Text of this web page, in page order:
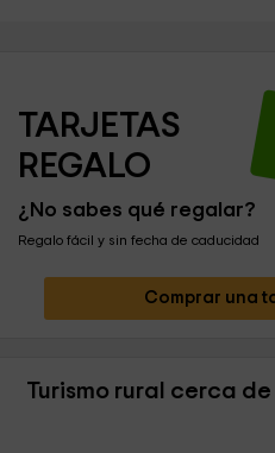
TARJETAS
REGALO
¿No sabes qué regalar?
Regalo fácil y sin fecha de caducidad
Comprar una
Turismo rural cerca